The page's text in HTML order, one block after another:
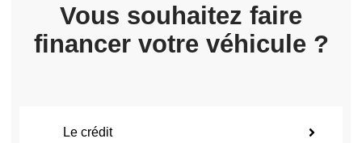
Vous souhaitez faire
financer votre véhicule ?
Le crédit